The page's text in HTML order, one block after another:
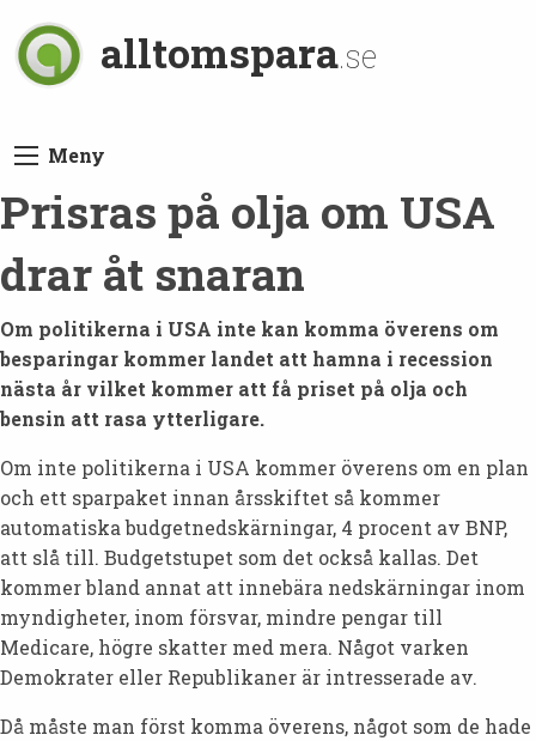
alltomspara.se
Meny
Prisras på olja om USA
drar åt snaran
Om politikerna i USA inte kan komma överens om
besparingar kommer landet att hamna i recession
nästa år vilket kommer att få priset på olja och
bensin att rasa ytterligare.
Om inte politikerna i USA kommer överens om en plan
och ett sparpaket innan årsskiftet så kommer
automatiska budgetnedskärningar, 4 procent av BNP,
att slå till. Budgetstupet som det också kallas. Det
kommer bland annat att innebära nedskärningar inom
myndigheter, inom försvar, mindre pengar till
Medicare, högre skatter med mera. Något varken
Demokrater eller Republikaner är intresserade av.
Då måste man först komma överens, något som de hade